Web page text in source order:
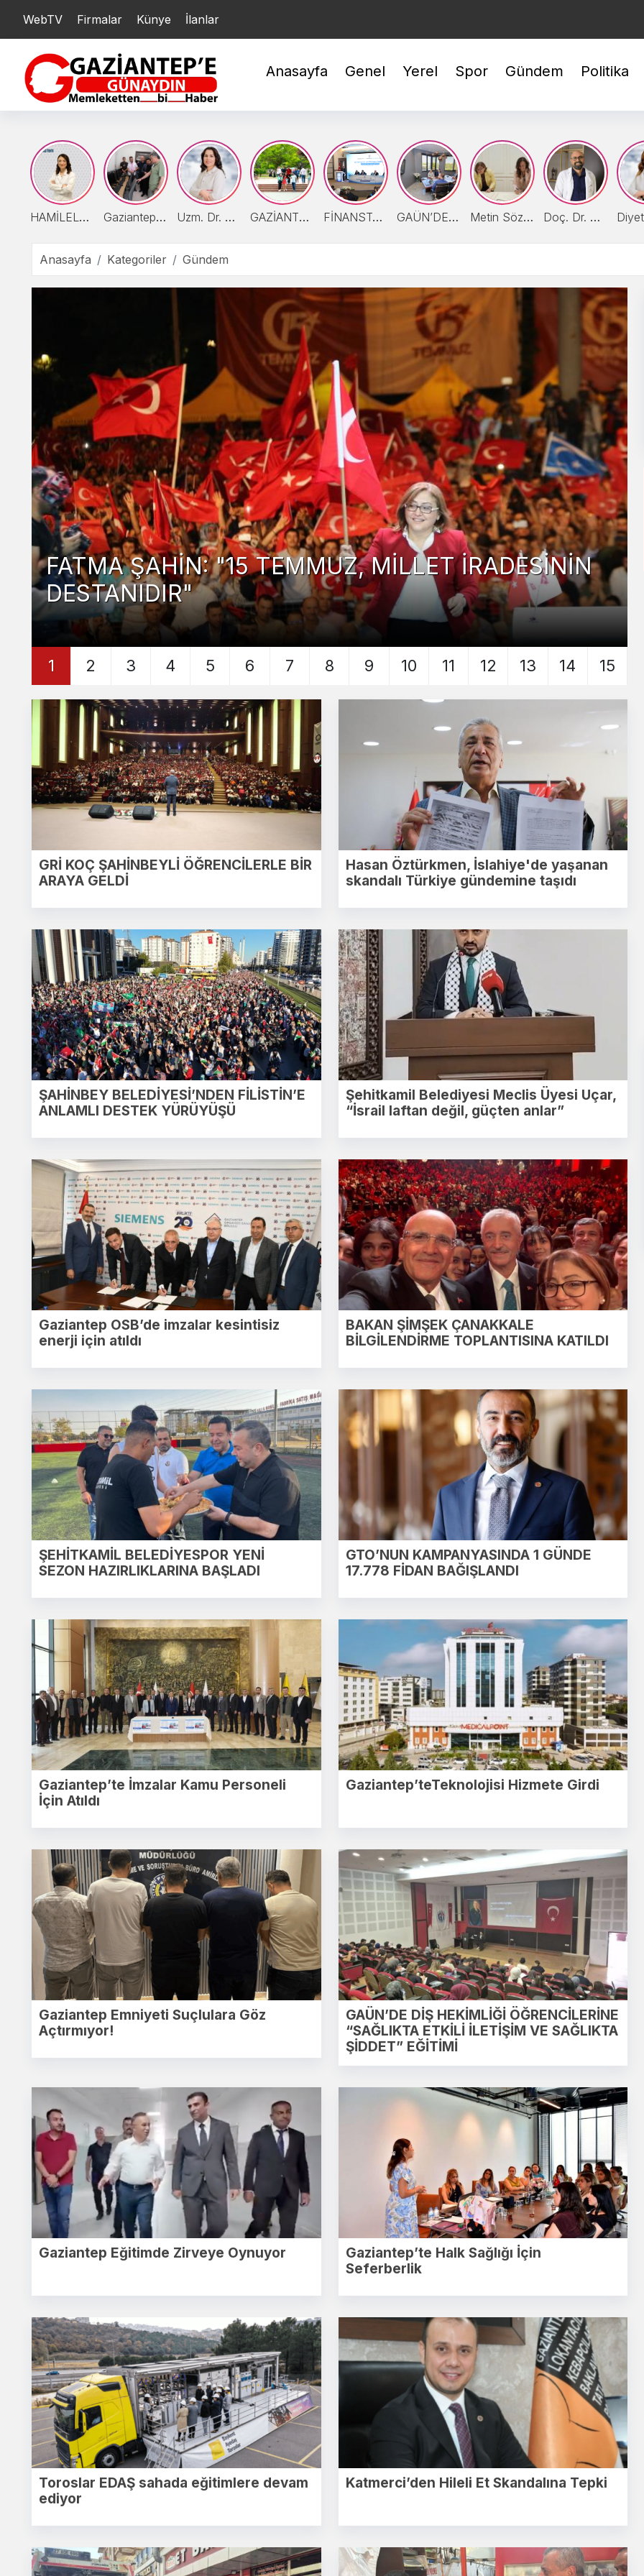
WebTV Firmalar Künye İlanlar
YARIM : 20.782,87 ÇEYREK : 10.424,01
Anasayfa Genel Yerel Spor Gündem Politika
HAMİLELER DENİZE VEYA HAVUZA GİREBİLİR Mİ? Gaziantep Şehir Hastanesi'nde Uyku Bozuklukları Laboratuvarı Hizmete Açıldı Uzm. Dr. Güzel: “Karın Ağrısının Nedeni Ultrasonla Belirlenebilir” GAZİANTEP ÜNİVERSİTESİ TÜRKİYE’NİN EN İYİ 24 ÜNİVERSİTESİ ARASINDA FİNANSTA GAZİANTEP MODELİ ÖNERİSİ GAÜN’DE GİRİŞİMCİ VE YENİLİKÇİ ÜNİVERSİTE ENDEKSİ HEDEFLERİ DEĞERLENDİRİLDİ Metin Sözen Okulu Gaziantep’te doğdu Doç. Dr. Ümit Alakuş, ´´Fıtıklar, Erken Evrede Tedavi Edilmeli!´´
Anasayfa Kategoriler Gündem
Emniyet Müdürü Özcan Sahaya İndi; Miniklerle
Futbol Oynadı, Yarınları Dinledi!
1 2 3 4 5 6 7 8 9 10 11 12 13 14 15
GRİ KOÇ ŞAHİNBEYLİ ÖĞRENCİLERLE BİR
ARAYA GELDİ
Hasan Öztürkmen, İslahiye'de yaşanan
skandalı Türkiye gündemine taşıdı
ŞAHİNBEY BELEDİYESİ’NDEN FİLİSTİN’E
ANLAMLI DESTEK YÜRÜYÜŞÜ
Şehitkamil Belediyesi Meclis Üyesi Uçar,
“İsrail laftan değil, güçten anlar”
Gaziantep OSB’de imzalar kesintisiz
enerji için atıldı
BAKAN ŞİMŞEK ÇANAKKALE
BİLGİLENDİRME TOPLANTISINA KATILDI
ŞEHİTKAMİL BELEDİYESPOR YENİ
SEZON HAZIRLIKLARINA BAŞLADI
GTO’NUN KAMPANYASINDA 1 GÜNDE
17.778 FİDAN BAĞIŞLANDI
Gaziantep’te İmzalar Kamu Personeli
İçin Atıldı
Gaziantep’teTeknolojisi Hizmete Girdi
Gaziantep Emniyeti Suçlulara Göz
Açtırmıyor!
GAÜN’DE DİŞ HEKİMLİĞİ ÖĞRENCİLERİNE
“SAĞLIKTA ETKİLİ İLETİŞİM VE SAĞLIKTA
ŞİDDET” EĞİTİMİ
Gaziantep Eğitimde Zirveye Oynuyor
Gaziantep’te Halk Sağlığı İçin
Seferberlik
Toroslar EDAŞ sahada eğitimlere devam
ediyor
Katmerci’den Hileli Et Skandalına Tepki